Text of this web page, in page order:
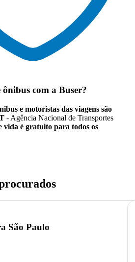
ônibus com a Buser?
e motoristas das viagens são
- Agência Nacional de Transportes
vida é gratuito para todos os
São Paulo